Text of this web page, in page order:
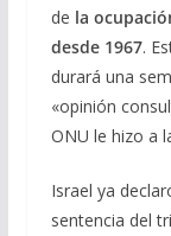
de la
desde 1967.
durará una
«opinión
ONU le hizo a
Israel ya
sentencia del